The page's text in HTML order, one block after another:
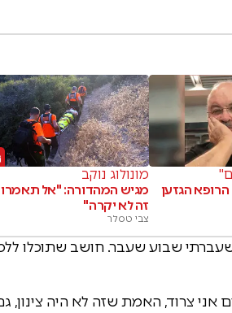
הגזען
מונולוג נוקב
מגיש המהדורה: "אל תאמרו
זה לא יקרה"
צבי טסלר
שבוע שעבר. חושב שתוכלו
צרוד, האמת שזה לא היה צינון, גם